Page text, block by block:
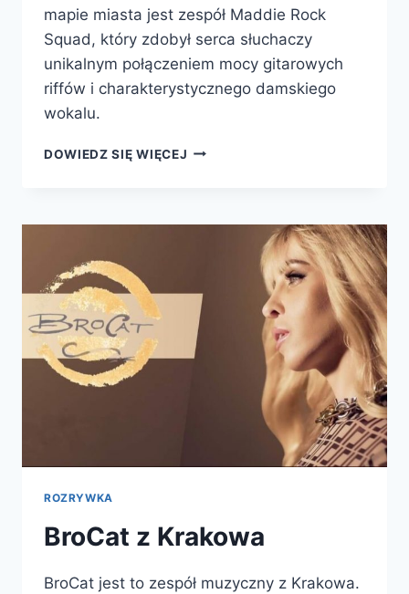
mapie miasta jest zespół Maddie Rock
Squad, który zdobył serca słuchaczy
unikalnym połączeniem mocy gitarowych
riffów i charakterystycznego damskiego
wokalu.
DOWIEDZ SIĘ WIĘCEJ MADDIE
CZĘSTOCHOWY
ROZRYWKA
BroCat z Krakowa
BroCat jest to zespół muzyczny z Krakowa.